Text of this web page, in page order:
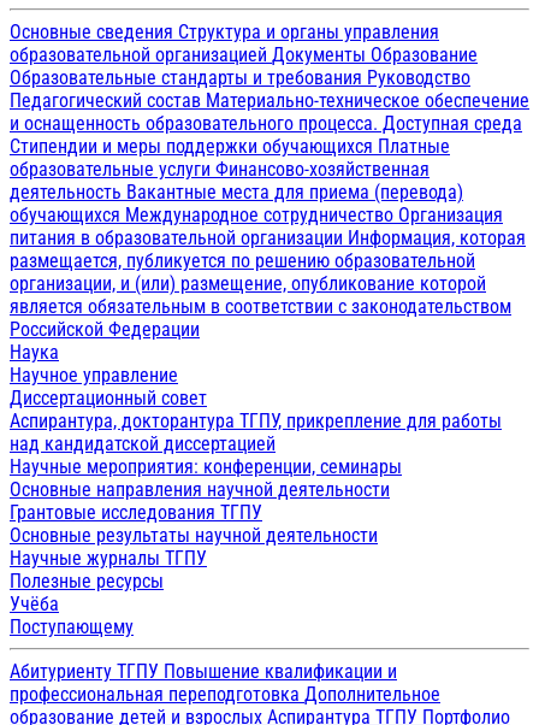
Основные сведения Структура и органы управления
образовательной организацией Документы Образование
Образовательные стандарты и требования Руководство
Педагогический состав Материально-техническое обеспечение
и оснащенность образовательного процесса. Доступная среда
Стипендии и меры поддержки обучающихся Платные
образовательные услуги Финансово-хозяйственная
деятельность Вакантные места для приема (перевода)
обучающихся Международное сотрудничество Организация
питания в образовательной организации Информация, которая
размещается, публикуется по решению образовательной
организации, и (или) размещение, опубликование которой
является обязательным в соответствии с законодательством
Российской Федерации
Наука
Научное управление
Диссертационный совет
Аспирантура, докторантура ТГПУ, прикрепление для работы
над кандидатской диссертацией
Научные мероприятия: конференции, семинары
Основные направления научной деятельности
Грантовые исследования ТГПУ
Основные результаты научной деятельности
Научные журналы ТГПУ
Полезные ресурсы
Учёба
Поступающему
Абитуриенту ТГПУ Повышение квалификации и
профессиональная переподготовка Дополнительное
образование детей и взрослых Аспирантура ТГПУ Портфолио